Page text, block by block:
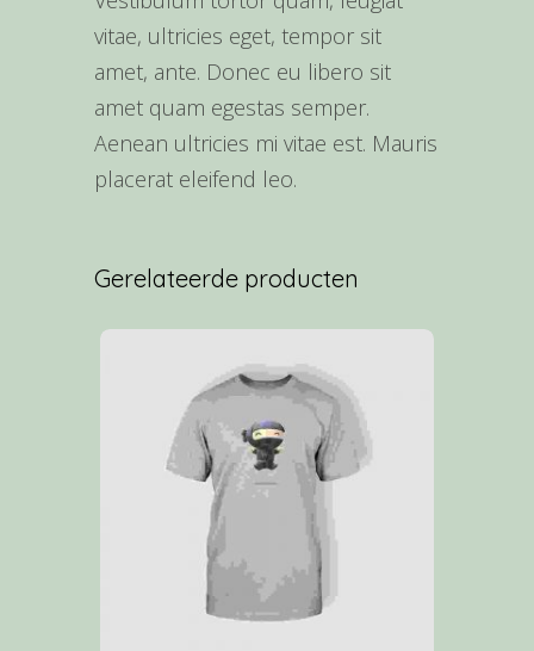
vitae, ultricies eget, tempor sit
amet, ante. Donec eu libero sit
amet quam egestas semper.
Aenean ultricies mi vitae est. Mauris
placerat eleifend leo.
Gerelateerde producten